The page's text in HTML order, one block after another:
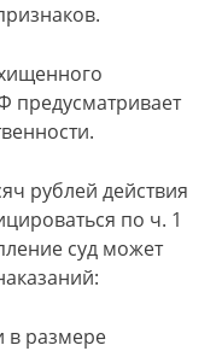
предусматривает
рублей действия
по ч. 1
суд может
в размере